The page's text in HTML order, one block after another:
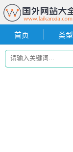
首页 类型